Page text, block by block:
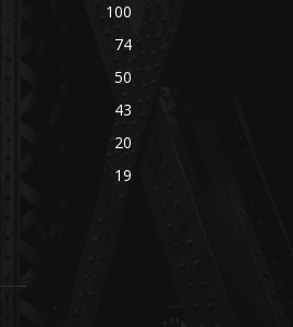
100
74
50
43
20
19